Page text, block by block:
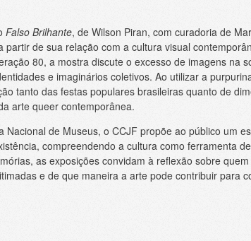
Falso Brilhante, de Wilson Piran, com curadoria de
partir de sua relação com a cultura visual
80, a mostra discute o excesso de imagens na
e imaginários coletivos. Ao utilizar a
tanto das festas populares brasileiras quanto de
arte queer contemporânea.
de Museus, o CCJF propõe ao público um
compreendendo a cultura como ferramenta
as exposições convidam à reflexão sobre
e de que maneira a arte pode contribuir para